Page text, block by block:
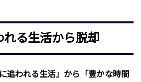
れる生活から脱却
に追われる生活」から「豊かな時間